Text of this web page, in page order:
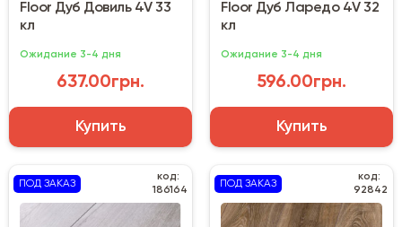
Floor Дуб Довиль 4V 33
кл
Ожидание 3-4 дня
637.00грн.
Купить
Floor Дуб Ларедо 4V 32
кл
Ожидание 3-4 дня
596.00грн.
Купить
ПОД ЗАКАЗ
код:
186164
ПОД ЗАКАЗ
код:
92842